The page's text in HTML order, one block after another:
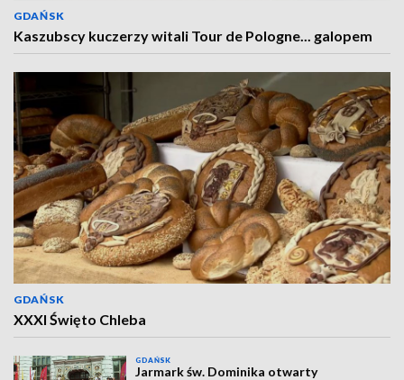
GDAŃSK
Kaszubscy kuczerzy witali Tour de Pologne... galopem
GDAŃSK
XXXI Święto Chleba
GDAŃSK
Jarmark św. Dominika otwarty